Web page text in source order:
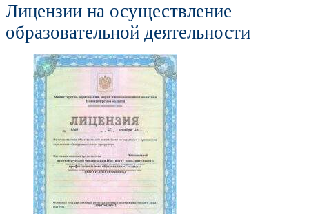
Лицензии на осуществление
образовательной деятельности